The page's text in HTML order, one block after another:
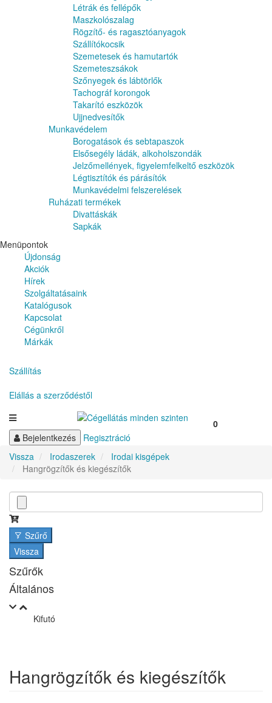
Létrák és fellépők
Maszkolószalag
Rögzítő- és ragasztóanyagok
Szállítókocsik
Szemetesek és hamutartók
Szemeteszsákok
Szőnyegek és lábtörlők
Tachográf korongok
Takarító eszközök
Ujjnedvesítők
Munkavédelem
Borogatások és sebtapaszok
Elsősegély ládák, alkoholszondák
Jelzőmellények, figyelemfelkeltő eszközök
Légtisztítók és párásítók
Munkavédelmi felszerelések
Ruházati termékek
Divattáskák
Sapkák
Menüpontok
Újdonság
Akciók
Hírek
Szolgáltatásaink
Katalógusok
Kapcsolat
Cégünkről
Márkák
Szállítás
Elállás a szerződéstől
0
Bejelentkezés
Regisztráció
Vissza
Irodaszerek
Irodai kisgépek
Hangrögzítők és kiegészítők
Szűrő
Vissza
Szűrők
Általános
Kifutó
Hangrögzítők és kiegészítők